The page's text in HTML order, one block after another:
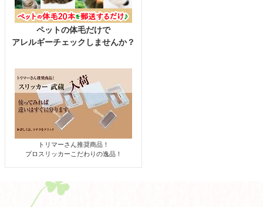
ペットの体毛だけで
アレルギーチェックしませんか？
トリマーさん推奨商品！
プロスリッカーこだわりの逸品！